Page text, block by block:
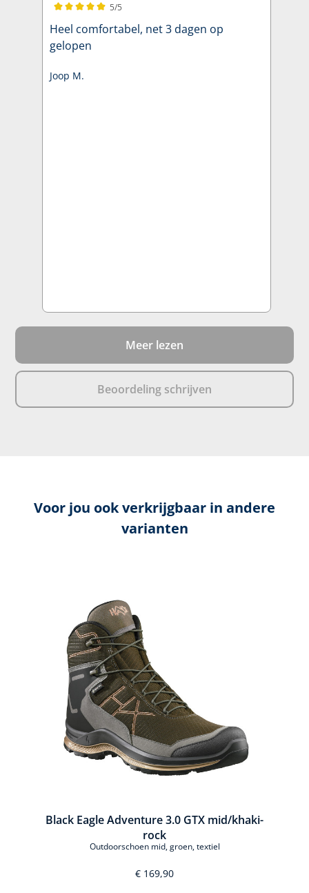
5/5
Heel comfortabel, net 3 dagen op
gelopen
Joop M.
Meer lezen
Beoordeling schrijven
Voor jou ook verkrijgbaar in andere
varianten
Black Eagle Adventure 3.0 GTX mid/khaki-
rock
Outdoorschoen mid, groen, textiel
€ 169,90